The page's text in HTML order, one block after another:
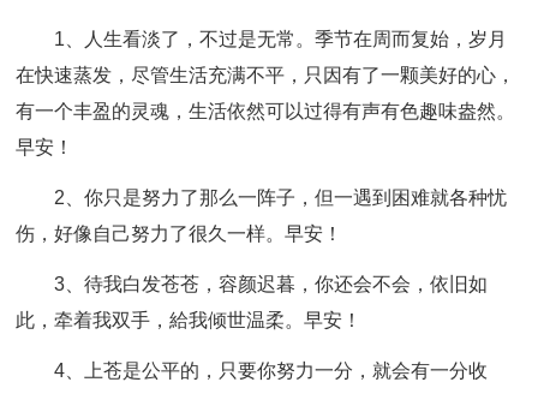
1、人生看淡了，不过是无常。季节在周而复始，岁月
在快速蒸发，尽管生活充满不平，只因有了一颗美好的心，
有一个丰盈的灵魂，生活依然可以过得有声有色趣味盎然。
早安！
2、你只是努力了那么一阵子，但一遇到困难就各种忧
伤，好像自己努力了很久一样。早安！
3、待我白发苍苍，容颜迟暮，你还会不会，依旧如
此，牵着我双手，給我倾世温柔。早安！
4、上苍是公平的，只要你努力一分，就会有一分收